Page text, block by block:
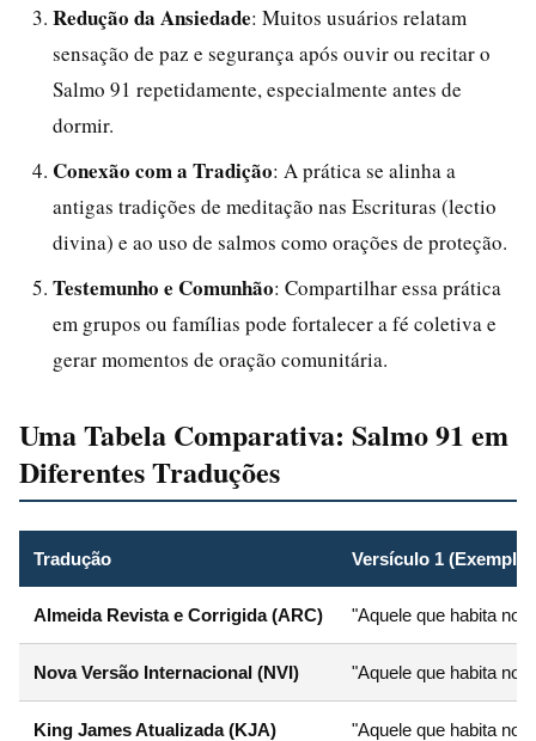
Redução da Ansiedade: Muitos usuários relatam
sensação de paz e segurança após ouvir ou recitar o
Salmo 91 repetidamente, especialmente antes de
dormir.
Conexão com a Tradição: A prática se alinha a
antigas tradições de meditação nas Escrituras (lectio
divina) e ao uso de salmos como orações de proteção.
Testemunho e Comunhão: Compartilhar essa prática
em grupos ou famílias pode fortalecer a fé coletiva e
gerar momentos de oração comunitária.
Uma Tabela Comparativa: Salmo 91 em
Diferentes Traduções
Tradução Versículo 1 (Exemplo)
Almeida Revista e Corrigida (ARC) "Aquele que habita no
Nova Versão Internacional (NVI) "Aquele que habita no
King James Atualizada (KJA) "Aquele que habita no